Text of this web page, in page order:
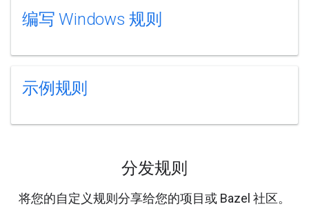
编写 Windows 规则
示例规则
分发规则
将您的自定义规则分享给您的项目或 Bazel 社区。